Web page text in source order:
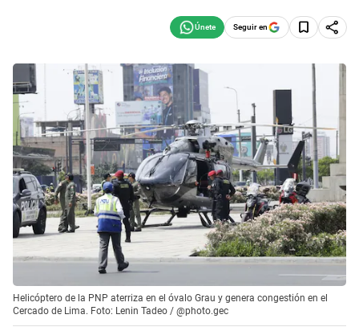
Seguir en
Helicóptero de la PNP aterriza en el óvalo Grau y genera congestión en el
Cercado de Lima. Foto: Lenin Tadeo / @photo.gec